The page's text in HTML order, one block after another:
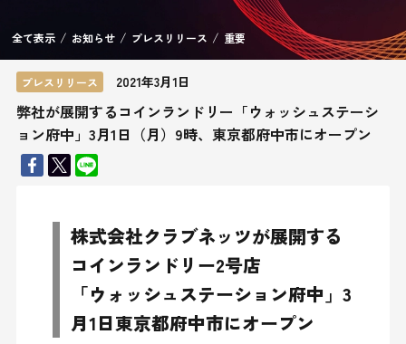
全て表示 お知らせ プレスリリース 重要
プレスリリース 2021年3月1日
弊社が展開するコインランドリー「ウォッシュステーシ
ョン府中」3月1日（月）9時、東京都府中市にオープン
株式会社クラブネッツが展開する
コインランドリー2号店
「ウォッシュステーション府中」3
月1日東京都府中市にオープン